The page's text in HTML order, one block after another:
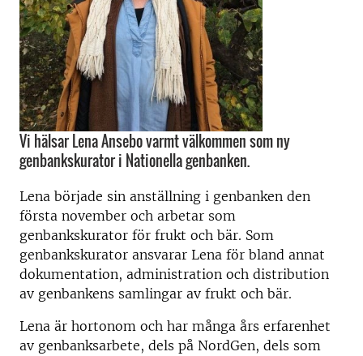
Vi hälsar Lena Ansebo varmt välkommen som ny
genbankskurator i Nationella genbanken.
Lena började sin anställning i genbanken den
första november och arbetar som
genbankskurator för frukt och bär. Som
genbankskurator ansvarar Lena för bland annat
dokumentation, administration och distribution
av genbankens samlingar av frukt och bär.
Lena är hortonom och har många års erfarenhet
av genbanksarbete, dels på NordGen, dels som